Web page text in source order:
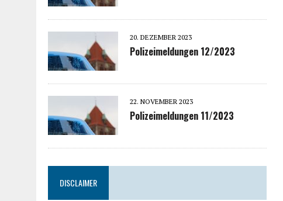
20. DEZEMBER 2023
Polizeimeldungen 12/2023
22. NOVEMBER 2023
Polizeimeldungen 11/2023
DISCLAIMER